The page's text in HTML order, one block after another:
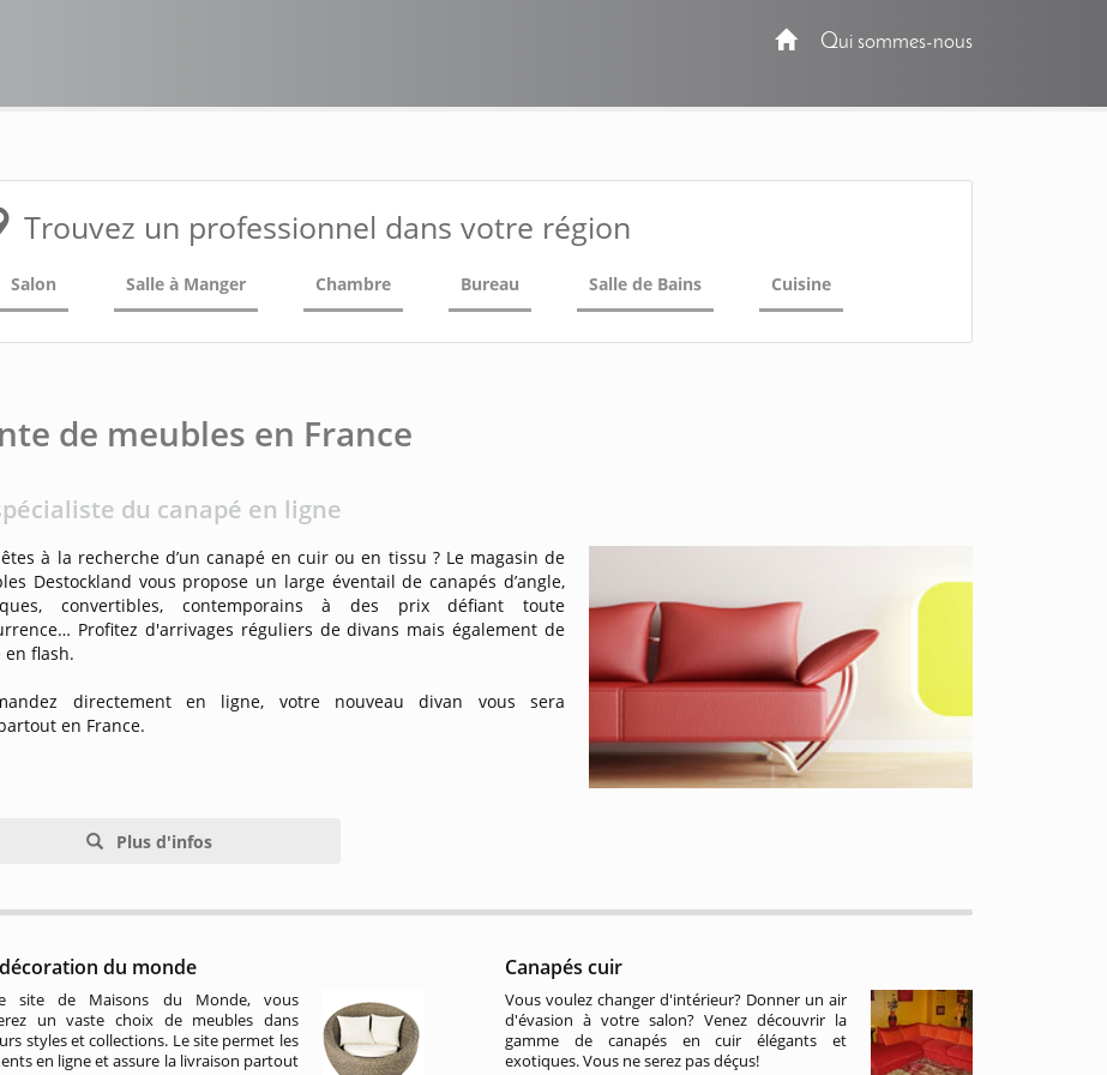
Qui sommes-nous
Trouvez un professionnel dans votre région
Salon Salle à Manger Chambre Bureau Salle de Bains Cuisine
de meubles en France
du canapé en ligne
à la recherche d’un canapé en cuir ou en tissu ? Le magasin de
Destockland vous propose un large éventail de canapés d’angle,
convertibles, contemporains à des prix défiant toute
Profitez d'arrivages réguliers de divans mais également de
en flash.
directement en ligne, votre nouveau divan vous sera
en France.
Plus d'infos
du monde
site de Maisons du Monde, vous
un vaste choix de meubles dans
styles et collections. Le site permet les
en ligne et assure la livraison partout
Canapés cuir
Vous voulez changer d'intérieur? Donner un air
d'évasion à votre salon? Venez découvrir la
gamme de canapés en cuir élégants et
exotiques. Vous ne serez pas déçus!